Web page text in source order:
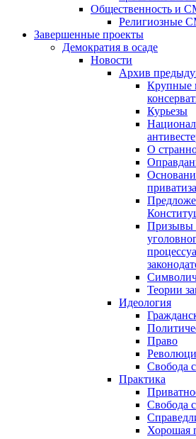
Общественность и
Религиозные
Завершенные проекты
Демократия в осаде
Новости
Архив
Крупные
Курьезы
О
Призывы
Теории
Идеология
Право
Свобода
Практика
Свобода
Хорошая